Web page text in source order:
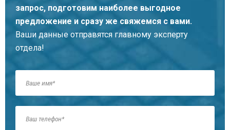
запрос, подготовим наиболее выгодное
предложение и сразу же свяжемся с вами.
Ваши данные отправятся главному эксперту
отдела!